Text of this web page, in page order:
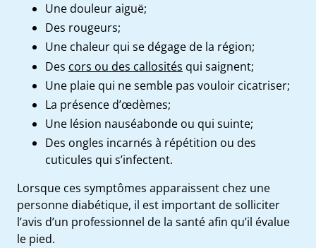
Une douleur aiguë;
Des rougeurs;
Une chaleur qui se dégage de la région;
Des cors ou des callosités qui saignent;
Une plaie qui ne semble pas vouloir cicatriser;
La présence d’œdèmes;
Une lésion nauséabonde ou qui suinte;
Des ongles incarnés à répétition ou des
cuticules qui s’infectent.
Lorsque ces symptômes apparaissent chez une
personne diabétique, il est important de solliciter
l’avis d’un professionnel de la santé afin qu’il évalue
le pied.